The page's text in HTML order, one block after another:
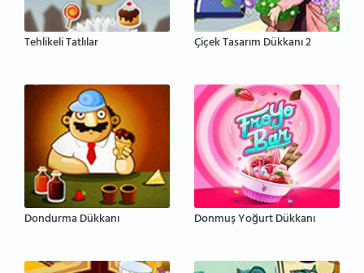
Tehlikeli Tatlılar Çiçek Tasarım Dükkanı 2
Dondurma Dükkanı Donmuş Yoğurt Dükkanı